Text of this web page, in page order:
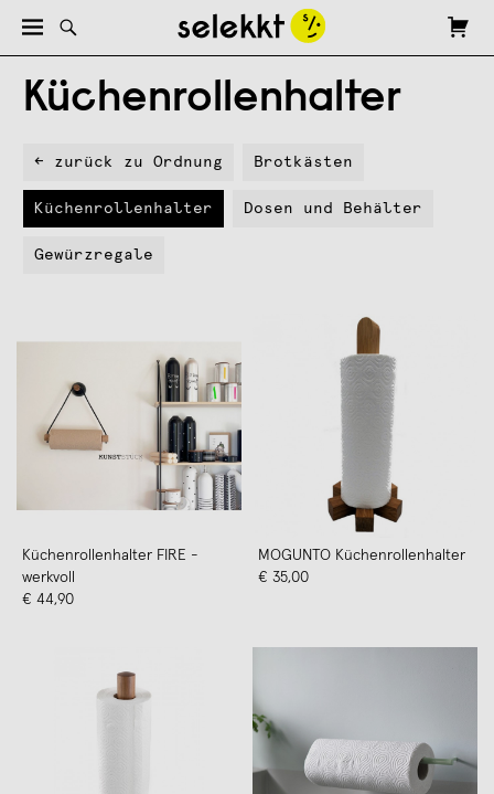
Küchenrollenhalter
← zurück zu Ordnung Brotkästen
Küchenrollenhalter Dosen und Behälter
Gewürzregale
Küchenrollenhalter FIRE -
werkvoll
€ 44,90
MOGUNTO Küchenrollenhalter
€ 35,00